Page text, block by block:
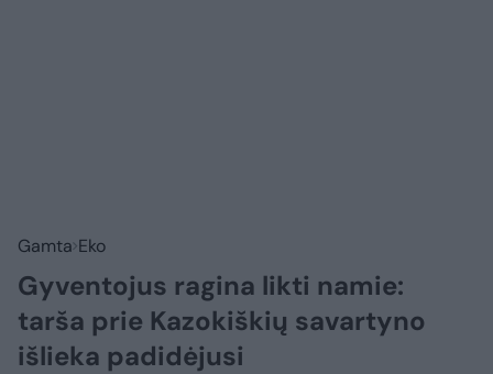
Gamta Eko
Gyventojus ragina likti namie:
tarša prie Kazokiškių savartyno
išlieka padidėjusi